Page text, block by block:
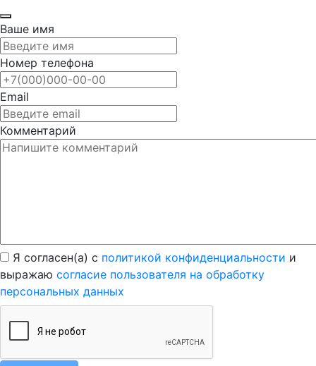
Ваше имя
Номер телефона
Email
Комментарий
Я согласен(а) с политикой конфиденциальности и
выражаю согласие пользователя на обработку
персональных данных